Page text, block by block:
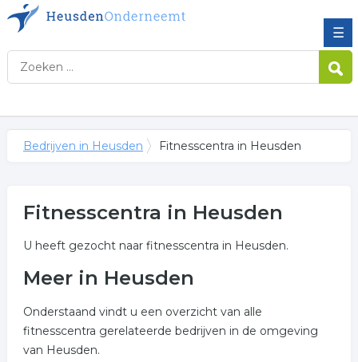
☰
Bedrijven in Heusden Fitnesscentra in Heusden
Fitnesscentra in Heusden
U heeft gezocht naar fitnesscentra in Heusden.
Meer in Heusden
Onderstaand vindt u een overzicht van alle
fitnesscentra gerelateerde bedrijven in de omgeving
van Heusden.